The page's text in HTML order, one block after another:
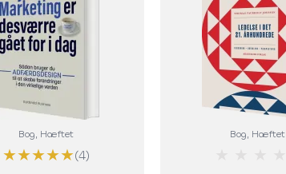
Bog, Hæftet
★★★★★(4)
Bog, Hæftet